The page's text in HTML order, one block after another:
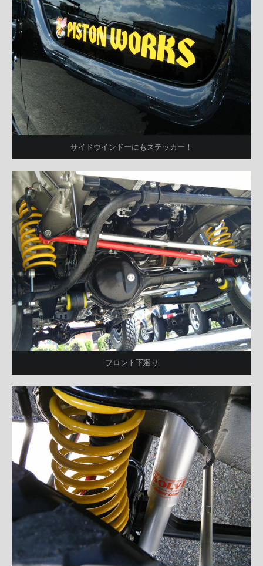
サイドウインドーにもステッカー！
フロント下廻り